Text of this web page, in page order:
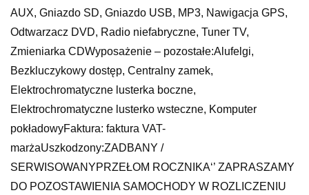
AUX, Gniazdo SD, Gniazdo USB, MP3, Nawigacja GPS,
Odtwarzacz DVD, Radio niefabryczne, Tuner TV,
Zmieniarka CDWyposażenie – pozostałe:Alufelgi,
Bezkluczykowy dostęp, Centralny zamek,
Elektrochromatyczne lusterka boczne,
Elektrochromatyczne lusterko wsteczne, Komputer
pokładowyFaktura: faktura VAT-
marżaUszkodzony:ZADBANY /
SERWISOWANYPRZEŁOM ROCZNIKA‘’ ZAPRASZAMY
DO POZOSTAWIENIA SAMOCHODY W ROZLICZENIU